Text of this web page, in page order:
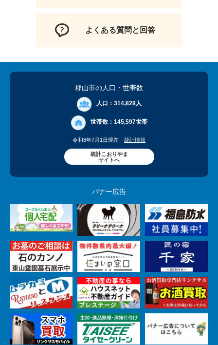
よくある質問と回答
郡山市の人口 ・世帯数
人口： 314,828人
世帯数： 145,597世帯
令和8年7月1日現在 統計情報
統計こおりやま
サイトへ
バナー広告